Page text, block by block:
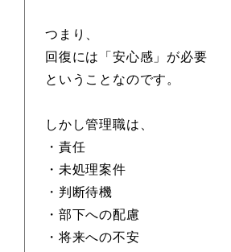
つまり、
回復には「安心感」が必要
ということなのです。
しかし管理職は、
・責任
・未処理案件
・判断待機
・部下への配慮
・将来への不安